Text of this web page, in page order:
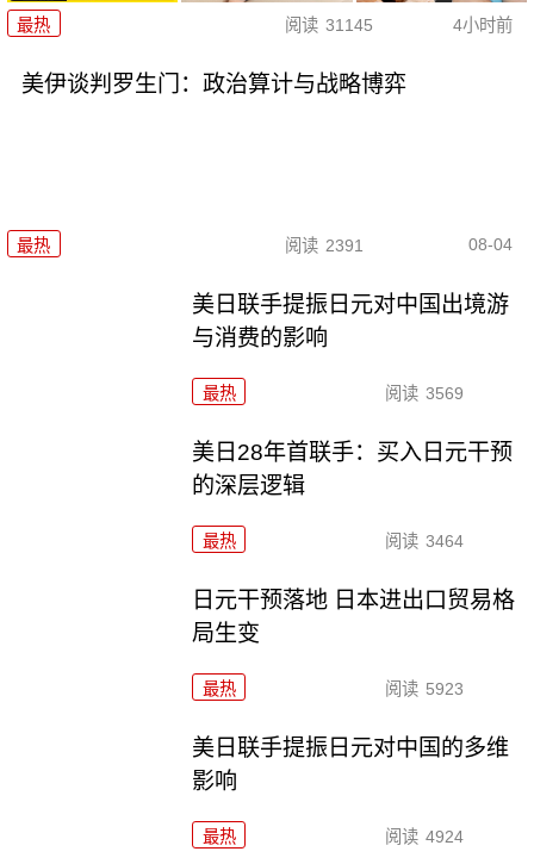
最热 阅读 31145 4小时前
美伊谈判罗生门：政治算计与战略博弈
最热 阅读 2391 08-04
美日联手提振日元对中国出境游
与消费的影响
最热 阅读 3569
美日28年首联手：买入日元干预
的深层逻辑
最热 阅读 3464
日元干预落地 日本进出口贸易格
局生变
最热 阅读 5923
美日联手提振日元对中国的多维
影响
最热 阅读 4924